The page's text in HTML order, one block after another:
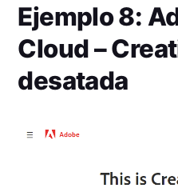
Ejemplo 8:
Cloud –
desatada